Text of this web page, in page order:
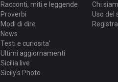
Racconti, miti e leggende
Proverbi
Modi di dire
News
Testi e curiosita'
Ultimi aggiornamenti
Sicilia live
Sicily's Photo
Chi
Uso del